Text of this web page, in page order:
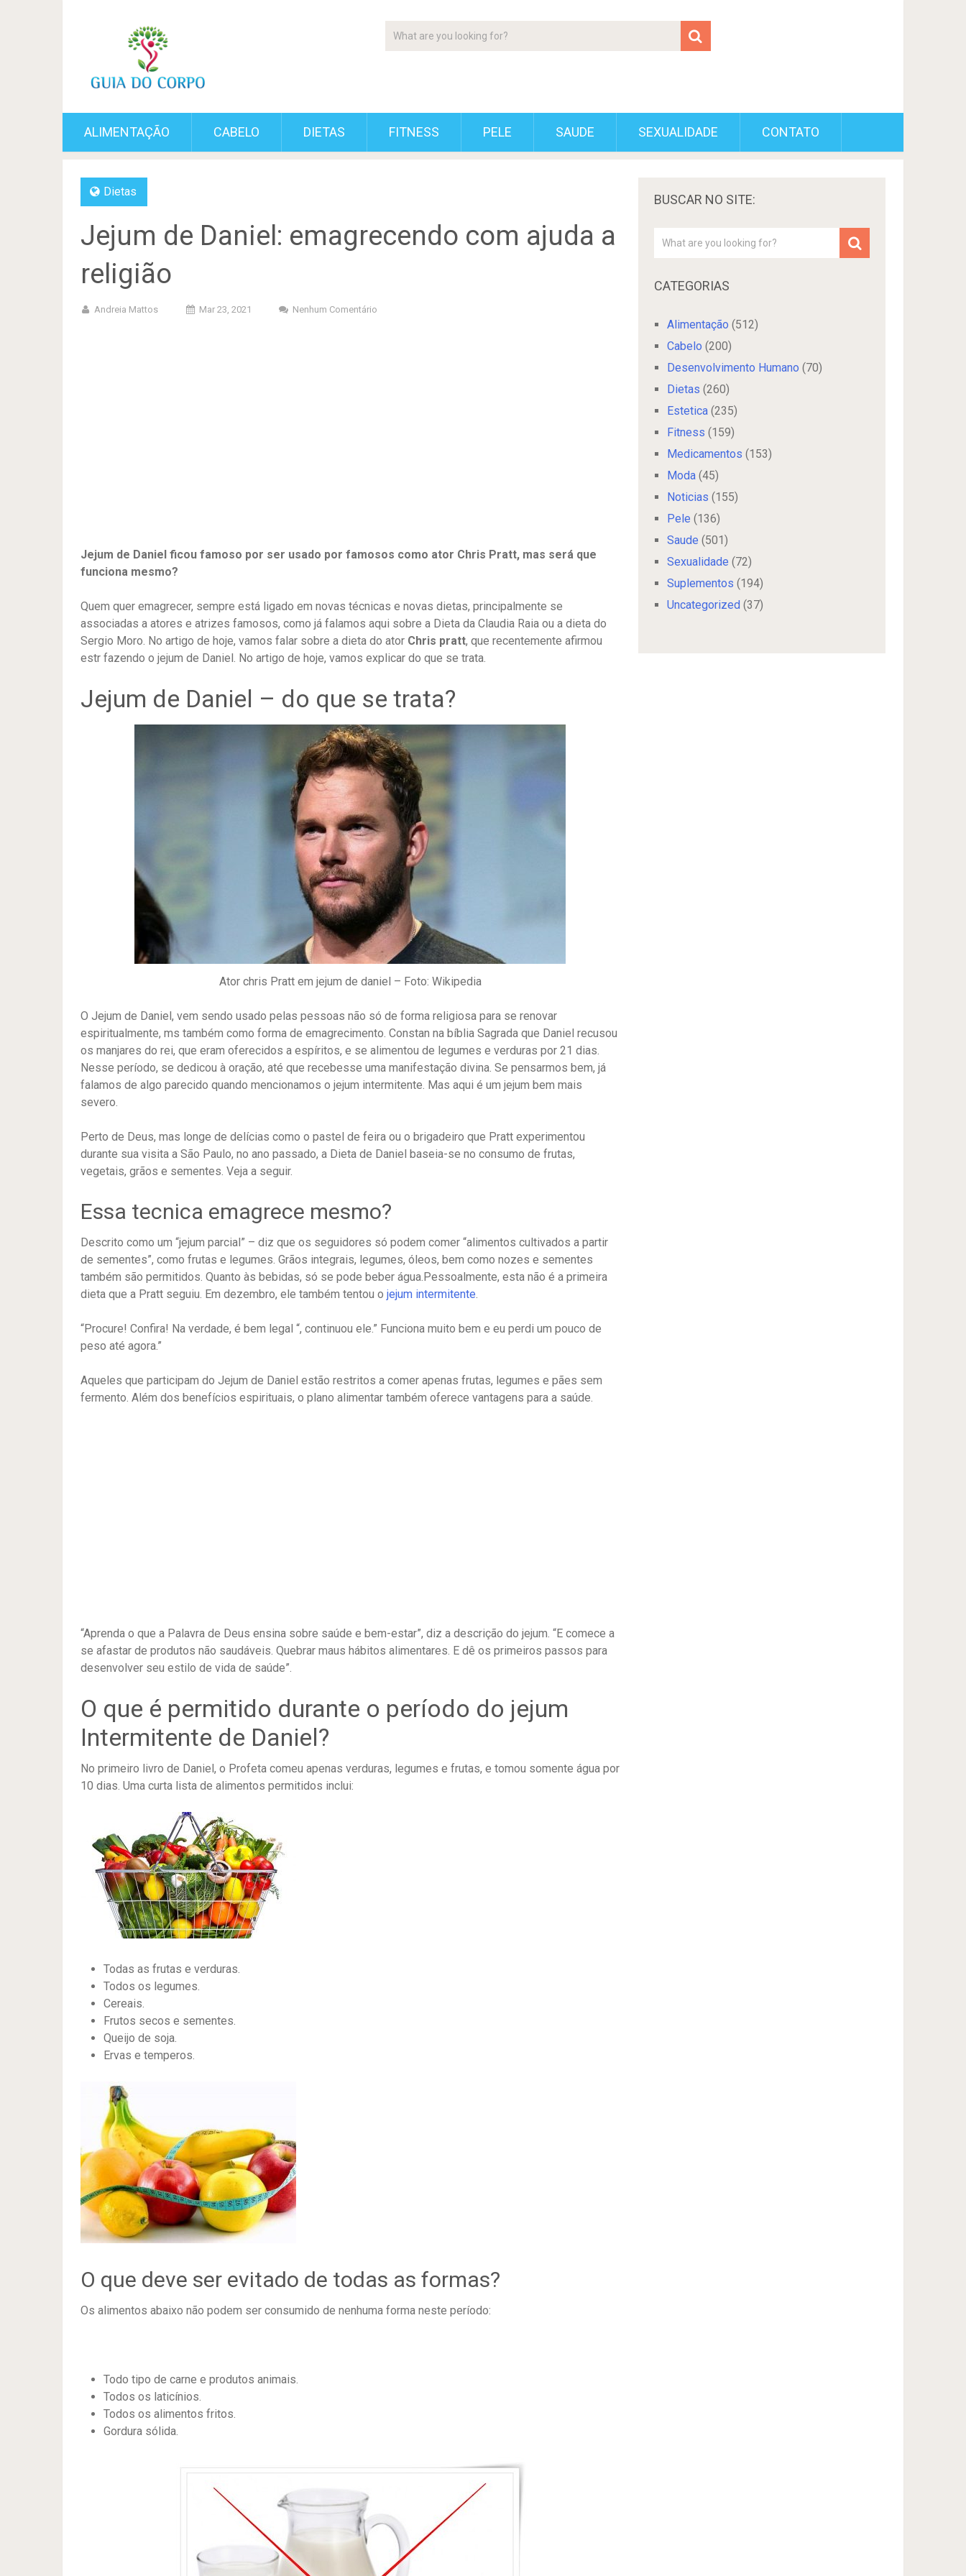
ALIMENTAÇÃO CABELO DIETAS FITNESS PELE SAUDE SEXUALIDADE CONTATO
Dietas
Jejum de Daniel: emagrecendo com ajuda a
religião
Andreia Mattos Mar 23, 2021 Nenhum Comentário
Jejum de Daniel ficou famoso por ser usado por famosos como ator Chris Pratt, mas será que
funciona mesmo?
Quem quer emagrecer, sempre está ligado em novas técnicas e novas dietas, principalmente se
associadas a atores e atrizes famosos, como já falamos aqui sobre a Dieta da Claudia Raia ou a dieta do
Sergio Moro. No artigo de hoje, vamos falar sobre a dieta do ator Chris pratt, que recentemente afirmou
estr fazendo o jejum de Daniel. No artigo de hoje, vamos explicar do que se trata.
Jejum de Daniel – do que se trata?
Ator chris Pratt em jejum de daniel – Foto: Wikipedia
O Jejum de Daniel, vem sendo usado pelas pessoas não só de forma religiosa para se renovar
espiritualmente, ms também como forma de emagrecimento. Constan na bíblia Sagrada que Daniel recusou
os manjares do rei, que eram oferecidos a espíritos, e se alimentou de legumes e verduras por 21 dias.
Nesse período, se dedicou à oração, até que recebesse uma manifestação divina. Se pensarmos bem, já
falamos de algo parecido quando mencionamos o jejum intermitente. Mas aqui é um jejum bem mais
severo.
Perto de Deus, mas longe de delícias como o pastel de feira ou o brigadeiro que Pratt experimentou
durante sua visita a São Paulo, no ano passado, a Dieta de Daniel baseia-se no consumo de frutas,
vegetais, grãos e sementes. Veja a seguir.
Essa tecnica emagrece mesmo?
Descrito como um “jejum parcial” – diz que os seguidores só podem comer “alimentos cultivados a partir
de sementes”, como frutas e legumes. Grãos integrais, legumes, óleos, bem como nozes e sementes
também são permitidos. Quanto às bebidas, só se pode beber água.Pessoalmente, esta não é a primeira
dieta que a Pratt seguiu. Em dezembro, ele também tentou o jejum intermitente.
“Procure! Confira! Na verdade, é bem legal “, continuou ele.” Funciona muito bem e eu perdi um pouco de
peso até agora.”
Aqueles que participam do Jejum de Daniel estão restritos a comer apenas frutas, legumes e pães sem
fermento. Além dos benefícios espirituais, o plano alimentar também oferece vantagens para a saúde.
“Aprenda o que a Palavra de Deus ensina sobre saúde e bem-estar”, diz a descrição do jejum. “E comece a
se afastar de produtos não saudáveis. Quebrar maus hábitos alimentares. E dê os primeiros passos para
desenvolver seu estilo de vida de saúde”.
O que é permitido durante o período do jejum
Intermitente de Daniel?
No primeiro livro de Daniel, o Profeta comeu apenas verduras, legumes e frutas, e tomou somente água por
10 dias. Uma curta lista de alimentos permitidos inclui:
Todas as frutas e verduras.
Todos os legumes.
Cereais.
Frutos secos e sementes.
Queijo de soja.
Ervas e temperos.
O que deve ser evitado de todas as formas?
Os alimentos abaixo não podem ser consumido de nenhuma forma neste período:
Todo tipo de carne e produtos animais.
Todos os laticínios.
Todos os alimentos fritos.
Gordura sólida.
BUSCAR NO SITE:
CATEGORIAS
Alimentação (512)
Cabelo (200)
Desenvolvimento Humano (70)
Dietas (260)
Estetica (235)
Fitness (159)
Medicamentos (153)
Moda (45)
Noticias (155)
Pele (136)
Saude (501)
Sexualidade (72)
Suplementos (194)
Uncategorized (37)